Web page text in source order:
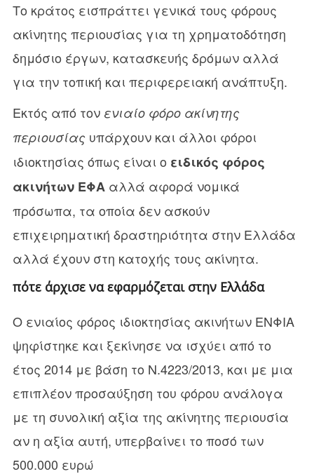
Το κράτος εισπράττει γενικά τους φόρους
ακίνητης περιουσίας για τη χρηματοδότηση
δημόσιο έργων, κατασκευής δρόμων αλλά
για την τοπική και περιφερειακή ανάπτυξη.
Εκτός από τον ενιαίο φόρο ακίνητης
περιουσίας υπάρχουν και άλλοι φόροι
ιδιοκτησίας όπως είναι ο ειδικός φόρος
ακινήτων ΕΦΑαλλά αφορά νομικά
πρόσωπα, τα οποία δεν ασκούν
επιχειρηματική δραστηριότητα στην Ελλάδα
αλλά έχουν στη κατοχής τους ακίνητα.
πότε άρχισε να εφαρμόζεται στην Ελλάδα
Ο ενιαίος φόρος ιδιοκτησίας ακινήτων ΕΝΦΙΑ
ψηφίστηκε και ξεκίνησε να ισχύει από το
έτος 2014 με βάση το Ν.4223/2013, και με μια
επιπλέον προσαύξηση του φόρου ανάλογα
με τη συνολική αξία της ακίνητης περιουσία
αν η αξία αυτή, υπερβαίνει το ποσό των
500.000 ευρώ